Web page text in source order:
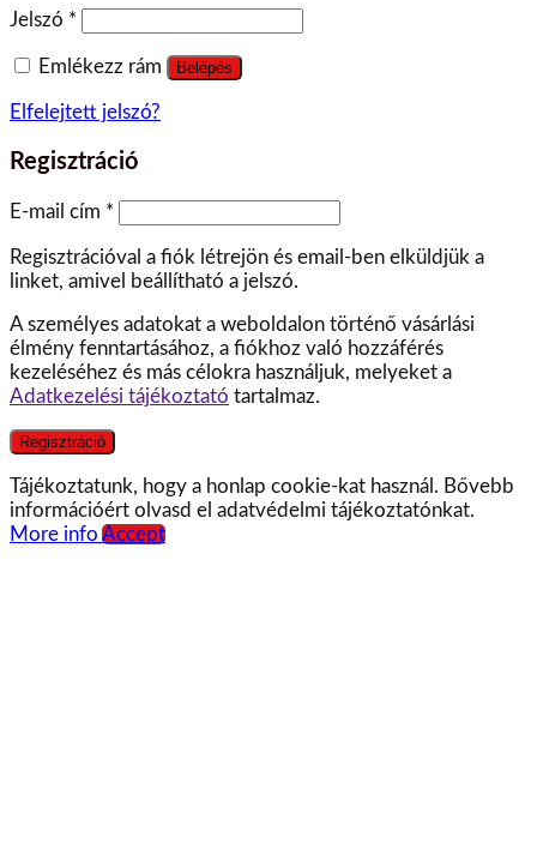
Jelszó *
Emlékezz rám Belépés
Elfelejtett jelszó?
Regisztráció
E-mail cím *
Regisztrációval a fiók létrejön és email-ben elküldjük a
linket, amivel beállítható a jelszó.
A személyes adatokat a weboldalon történő vásárlási
élmény fenntartásához, a fiókhoz való hozzáférés
kezeléséhez és más célokra használjuk, melyeket a
Adatkezelési tájékoztató tartalmaz.
Regisztráció
Tájékoztatunk, hogy a honlap cookie-kat használ. Bővebb
információért olvasd el adatvédelmi tájékoztatónkat.
More info Accept